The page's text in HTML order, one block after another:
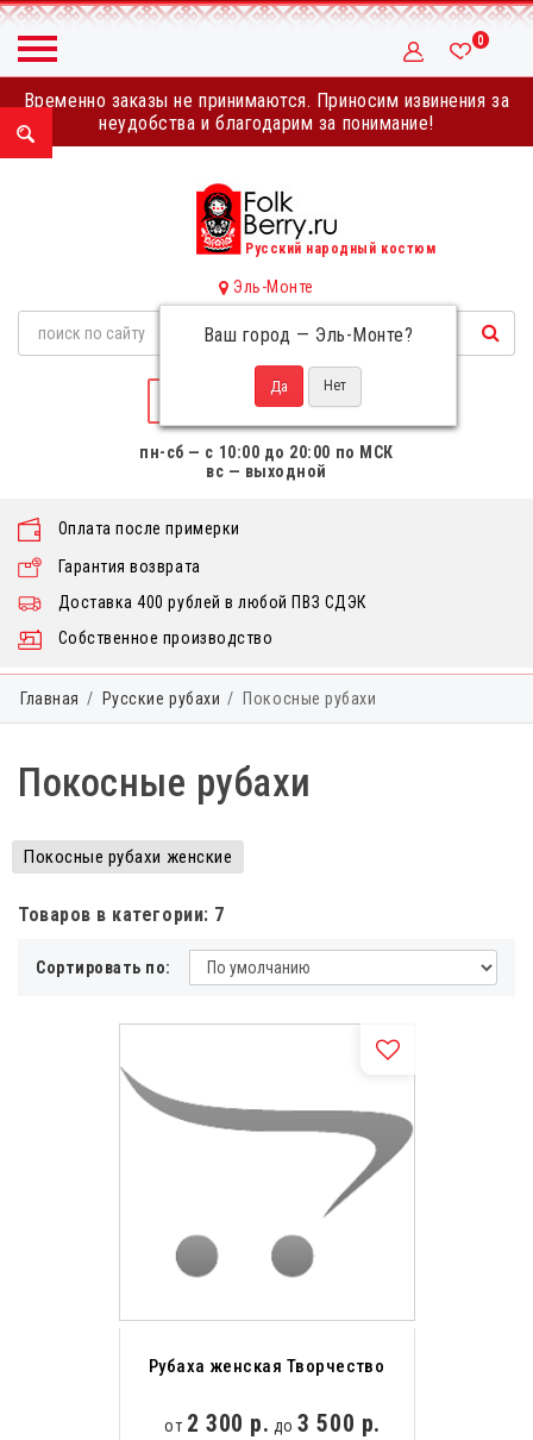
Временно заказы не принимаются. Приносим извинения за
неудобства и благодарим за понимание!
0
Русский народный костюм
Эль-Монте
Ваш город — Эль-Монте?
НАПИСАТЬ НАМ
пн-сб — с 10:00 до 20:00 по МСК
вс — выходной
Собственное производство
Оплата после примерки
Гарантия возврата
Доставка 400 рублей в любой ПВЗ СДЭК
Главная Русские рубахи Покосные рубахи
Покосные рубахи
Покосные рубахи женские
Товаров в категории: 7
Сортировать по:
Рубаха женская Творчество
от 2 300 р. до3 500 р.